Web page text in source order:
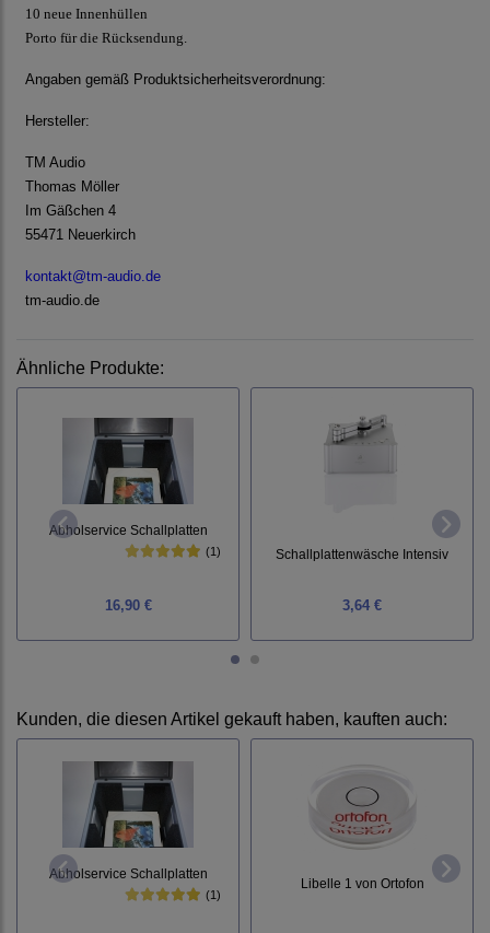
10 neue Innenhüllen
Porto für die Rücksendung.
Angaben gemäß Produktsicherheitsverordnung:
Hersteller:
TM Audio
Thomas Möller
Im Gäßchen 4
55471 Neuerkirch
kontakt@tm-audio.de
tm-audio.de
Ähnliche Produkte:
Abholservice Schallplatten
(1)
16,90 €
Schallplattenwäsche Intensiv
3,64 €
Kunden, die diesen Artikel gekauft haben, kauften auch:
Abholservice Schallplatten
(1)
Libelle 1 von Ortofon